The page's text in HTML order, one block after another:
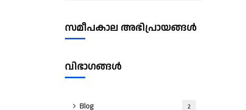
സമീപകാല അഭിപ്രായങ്ങൾ
വിഭാഗങ്ങൾ
Blog 2